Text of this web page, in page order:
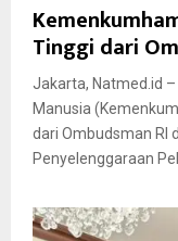
Tinggi dari
Jakarta, Natmed.id
Manusia
dari Ombudsman RI
Penyelenggaraan